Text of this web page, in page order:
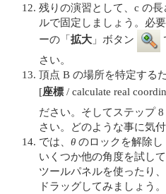
残りの演習として、c の
ルで固定しましょう。必
ーの「 拡大 」ボタン
さい。
頂点 B の場所を特定する
[座標 / calculate real
ださい。そしてステップ
さい。どのような事に気
では、 θ のロックを解除し
いくつか他の角度を試し
ツールパネルを使ったり
ドラッグしてみましょう